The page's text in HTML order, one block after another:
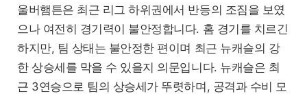
울버햄튼은 최근 리그 하위권에서 반등의 조짐을 보였
으나 여전히 경기력이 불안정합니다. 홈 경기를 치르긴
하지만, 팀 상태는 불안정한 편이며 최근 뉴캐슬의 강
한 상승세를 막을 수 있을지 의문입니다. 뉴캐슬은 최
근 3연승으로 팀의 상승세가 뚜렷하며, 공격과 수비 모